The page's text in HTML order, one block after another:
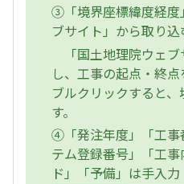
③「境界座標緯度経度
ブサイト」から取り込
「国土地理院ウェブ
し、工事の起点・終
ブルクリックすると
す。
④「発注年度」「工事
テム登録番号」「工
ド」「予備」は手入力